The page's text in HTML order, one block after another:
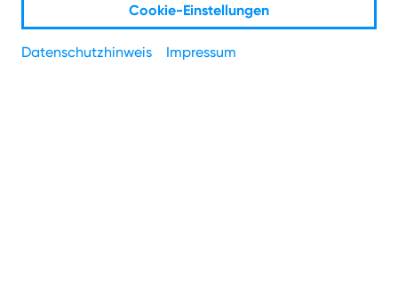
Cookie-Einstellungen
Datenschutzhinweis Impressum